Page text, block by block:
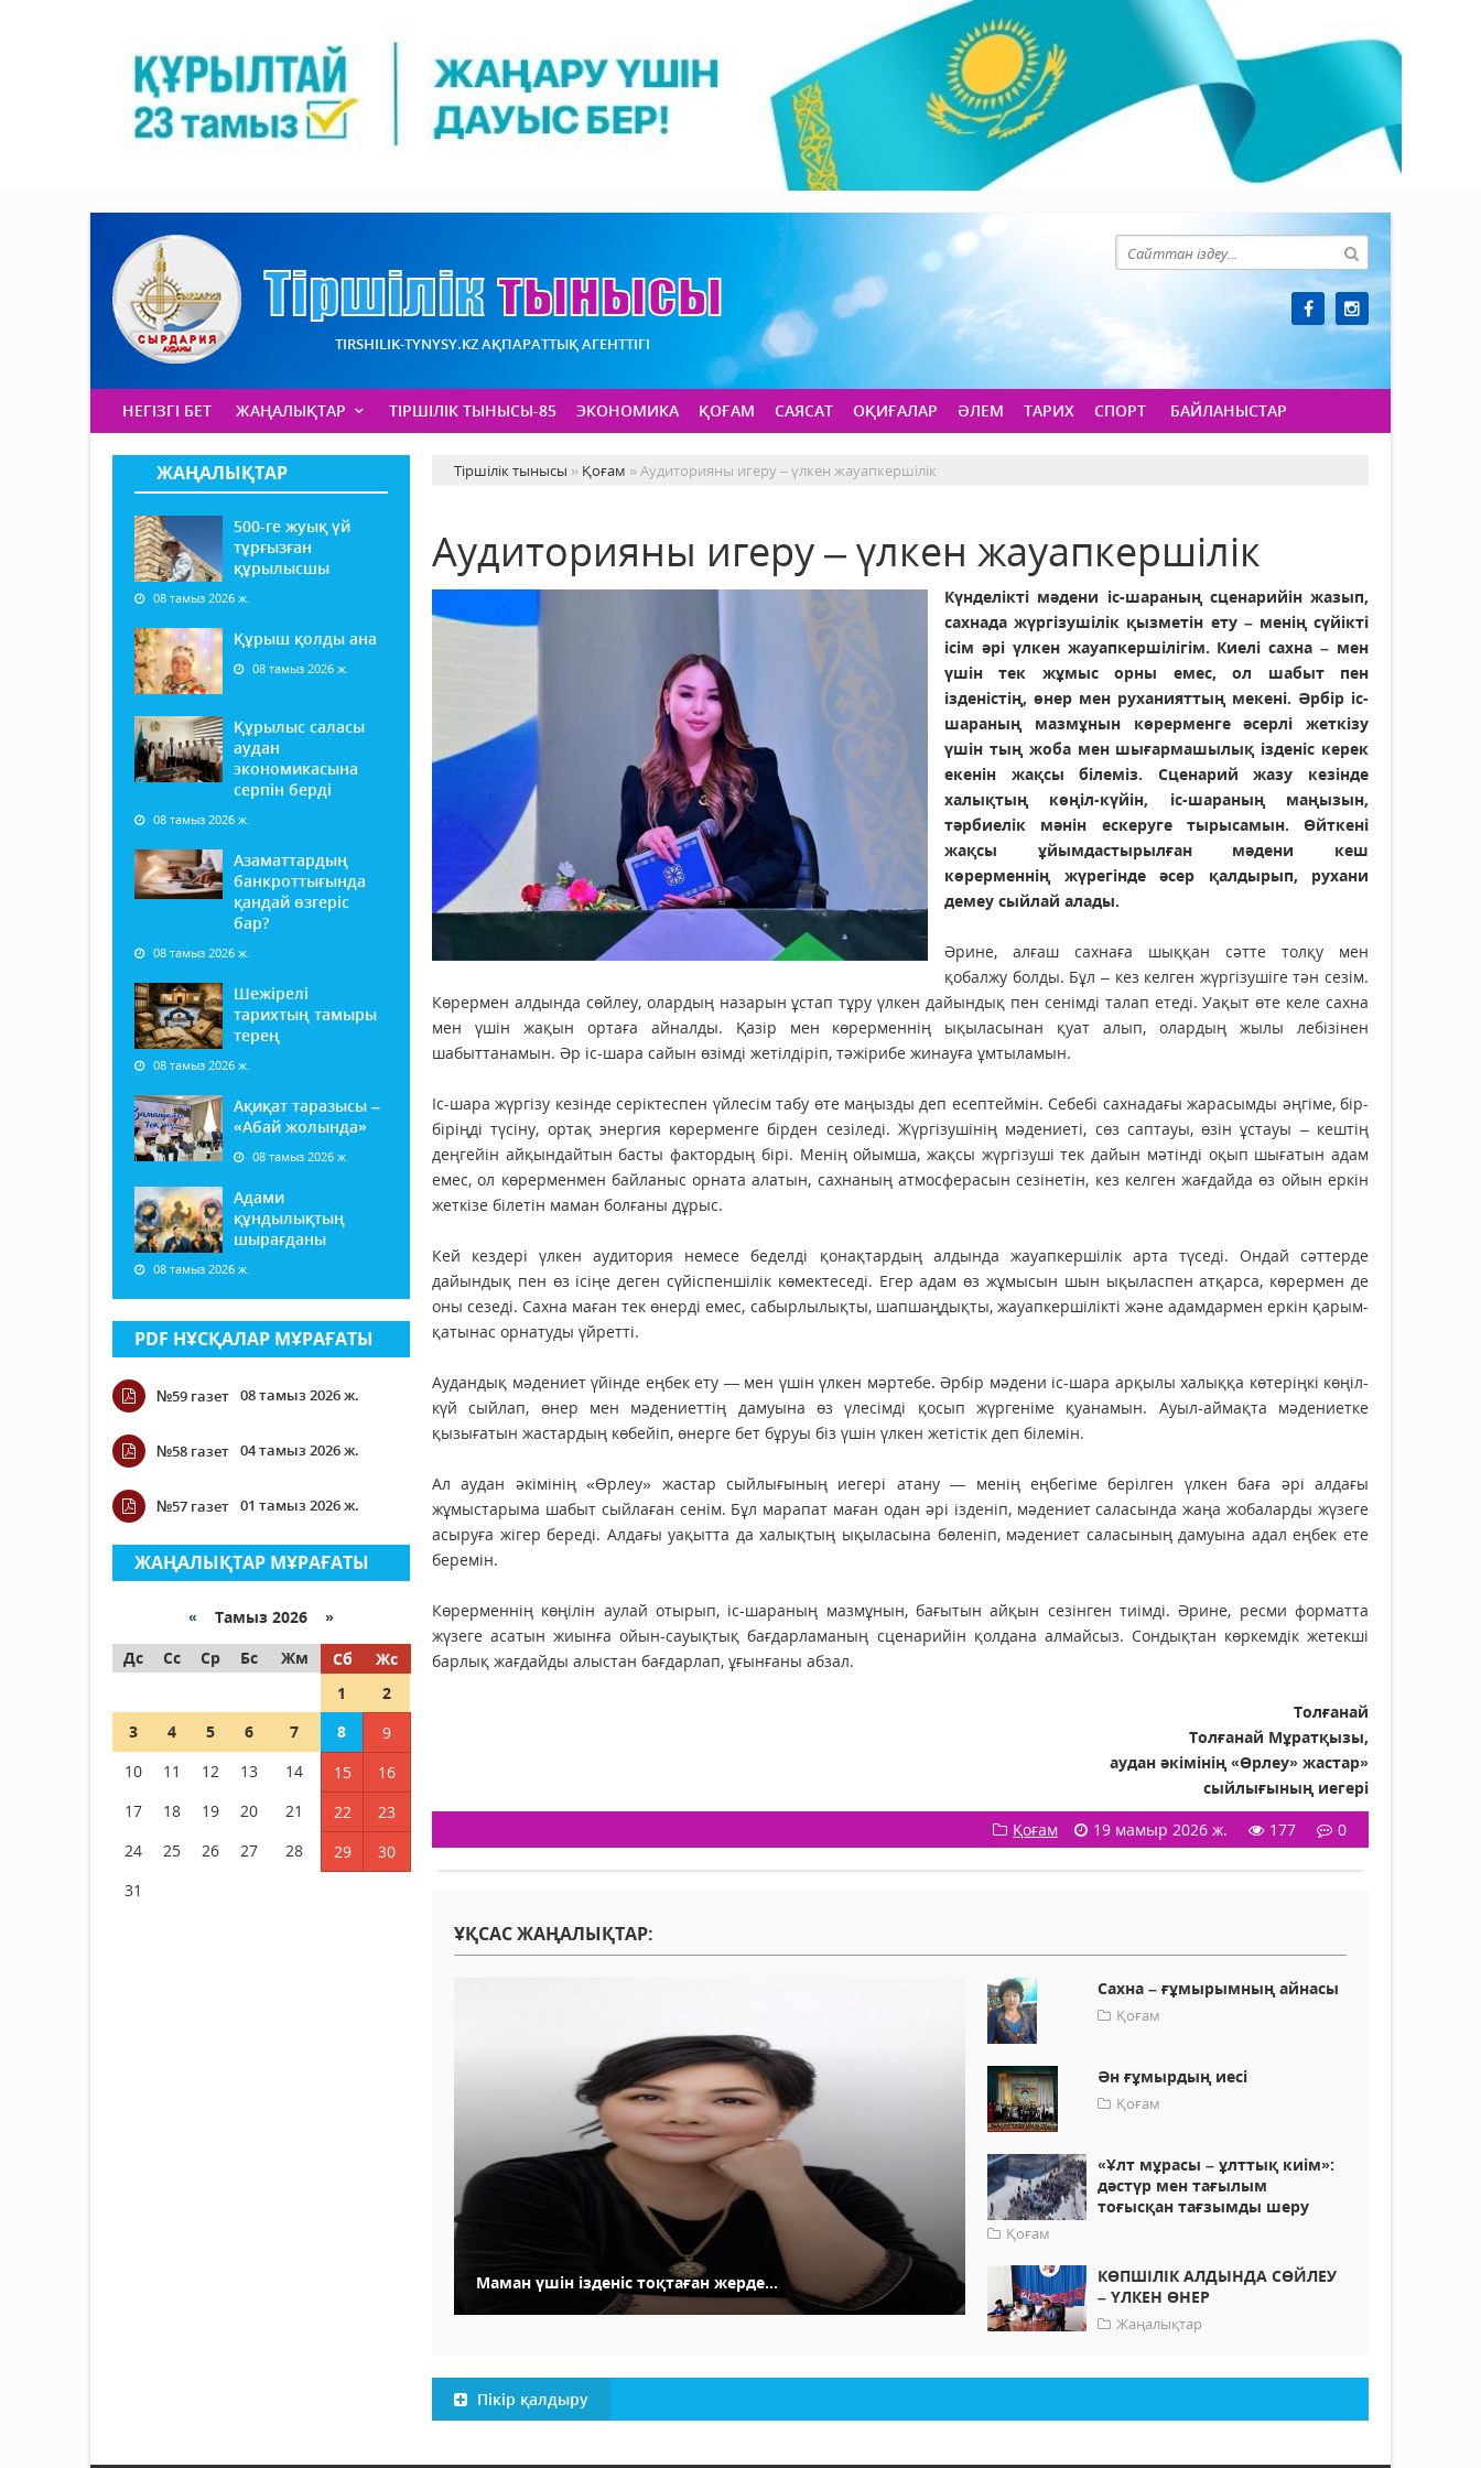
TIRSHILIK-TYNYSY.KZ АҚПАРАТТЫҚ АГЕНТТІГІ
НЕГІЗГІ БЕТ ЖАҢАЛЫҚТАР ТІРШІЛІК ТЫНЫСЫ-85 ЭКОНОМИКА ҚОҒАМ САЯСАТ ОҚИҒАЛАР ӘЛЕМ ТАРИХ СПОРТ БАЙЛАНЫСТАР
ЖАҢАЛЫҚТАР
500-ге жуық үй
тұрғызған
құрылысшы
08 тамыз 2026 ж.
Құрыш қолды ана
08 тамыз 2026 ж.
Құрылыс саласы
аудан
экономикасына
серпін берді
08 тамыз 2026 ж.
Азаматтардың
банкроттығында
қандай өзгеріс
бар?
08 тамыз 2026 ж.
Шежірелі
тарихтың тамыры
терең
08 тамыз 2026 ж.
Ақиқат таразысы –
«Абай жолында»
08 тамыз 2026 ж.
Адами
құндылықтың
шырағданы
08 тамыз 2026 ж.
PDF НҰСҚАЛАР МҰРАҒАТЫ
№59 газет 08 тамыз 2026 ж.
№58 газет 04 тамыз 2026 ж.
№57 газет 01 тамыз 2026 ж.
ЖАҢАЛЫҚТАР МҰРАҒАТЫ
« Тамыз 2026 »
Дс
Сс Ср Бс Жм Сб
Жс
1
2
3
4 5 6 7 8
9
10
11 12 13 14 15
16
17
18 19 20 21 22
23
24
25 26 27 28 29
30
31
Тіршілік тынысы » Қоғам » Аудиторияны игеру – үлкен жауапкершілік
Аудиторияны игеру – үлкен жауапкершілік
Күнделікті мәдени іс-шараның сценарийін жазып,
сахнада жүргізушілік қызметін ету – менің сүйікті
ісім әрі үлкен жауапкершілігім. Киелі сахна – мен
үшін тек жұмыс орны емес, ол шабыт пен
ізденістің, өнер мен руханияттың мекені. Әрбір іс-
шараның мазмұнын көрерменге әсерлі жеткізу
үшін тың жоба мен шығармашылық ізденіс керек
екенін жақсы білеміз. Сценарий жазу кезінде
халықтың көңіл-күйін, іс-шараның маңызын,
тәрбиелік мәнін ескеруге тырысамын. Өйткені
жақсы ұйымдастырылған мәдени кеш
көрерменнің жүрегінде әсер қалдырып, рухани
демеу сыйлай алады.
Әрине, алғаш сахнаға шыққан сәтте толқу мен
қобалжу болды. Бұл – кез келген жүргізушіге тән сезім.
Көрермен алдында сөйлеу, олардың назарын ұстап тұру үлкен дайындық пен сенімді талап етеді. Уақыт өте келе сахна
мен үшін жақын ортаға айналды. Қазір мен көрерменнің ықыласынан қуат алып, олардың жылы лебізінен
шабыттанамын. Әр іс-шара сайын өзімді жетілдіріп, тәжірибе жинауға ұмтыламын.
Іс-шара жүргізу кезінде серіктеспен үйлесім табу өте маңызды деп есептеймін. Себебі сахнадағы жарасымды әңгіме, бір-
біріңді түсіну, ортақ энергия көрерменге бірден сезіледі. Жүргізушінің мәдениеті, сөз саптауы, өзін ұстауы – кештің
деңгейін айқындайтын басты фактордың бірі. Менің ойымша, жақсы жүргізуші тек дайын мәтінді оқып шығатын адам
емес, ол көрерменмен байланыс орната алатын, сахнаның атмосферасын сезінетін, кез келген жағдайда өз ойын еркін
жеткізе білетін маман болғаны дұрыс.
Кей кездері үлкен аудитория немесе беделді қонақтардың алдында жауапкершілік арта түседі. Ондай сәттерде
дайындық пен өз ісіңе деген сүйіспеншілік көмектеседі. Егер адам өз жұмысын шын ықыласпен атқарса, көрермен де
оны сезеді. Сахна маған тек өнерді емес, сабырлылықты, шапшаңдықты, жауапкершілікті және адамдармен еркін қарым-
қатынас орнатуды үйретті.
Аудандық мәдениет үйінде еңбек ету — мен үшін үлкен мәртебе. Әрбір мәдени іс-шара арқылы халыққа көтеріңкі көңіл-
күй сыйлап, өнер мен мәдениеттің дамуына өз үлесімді қосып жүргеніме қуанамын. Ауыл-аймақта мәдениетке
қызығатын жастардың көбейіп, өнерге бет бұруы біз үшін үлкен жетістік деп білемін.
Ал аудан әкімінің «Өрлеу» жастар сыйлығының иегері атану — менің еңбегіме берілген үлкен баға әрі алдағы
жұмыстарыма шабыт сыйлаған сенім. Бұл марапат маған одан әрі ізденіп, мәдениет саласында жаңа жобаларды жүзеге
асыруға жігер береді. Алдағы уақытта да халықтың ықыласына бөленіп, мәдениет саласының дам­уына адал еңбек ете
беремін.
Көрерменнің көңілін аулай отырып, іс-шараның мазмұнын, бағытын айқын сезінген тиімді. Әрине, ресми форматта
жүзеге асатын жиынға ойын-сауықтық бағдарламаның сценарийін қолдана алмайсыз. Сондықтан көркемдік жетекші
барлық жағдайды алыстан бағдарлап, ұғынғаны абзал.
Толғанай
Толғанай Мұратқызы,
аудан әкімінің «Өрлеу» жастар»
сыйлығының иегері
Қоғам
19 мамыр 2026 ж. 177 0
ҰҚСАС ЖАҢАЛЫҚТАР:
Маман үшін ізденіс тоқтаған жерде...
Сахна – ғұмырымның айнасы
Қоғам
Ән ғұмырдың иесі
Қоғам
«Ұлт мұрасы – ұлттық киім»:
дәстүр мен тағылым
тоғысқан тағзымды шеру
Қоғам
КӨПШІЛІК АЛДЫНДА СӨЙЛЕУ
– ҮЛКЕН ӨНЕР
Жаңалықтар
Пікір қалдыру